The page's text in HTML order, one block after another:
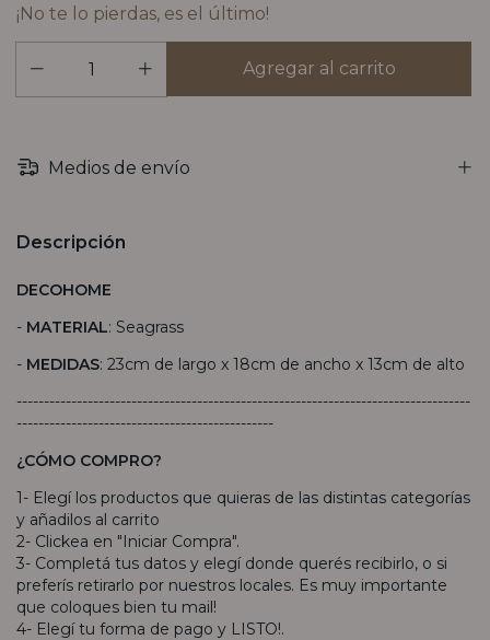
¡No te lo pierdas, es el último!
Medios de envío
Descripción
DECOHOME
- MATERIAL: Seagrass
- MEDIDAS: 23cm de largo x 18cm de ancho x 13cm de alto
-----------------------------------------------------------------------------------
-----------------------------------------------
¿CÓMO COMPRO?
1- Elegí los productos que quieras de las distintas categorías
y añadilos al carrito
2- Clickea en "Iniciar Compra".
3- Completá tus datos y elegí donde querés recibirlo, o si
preferís retirarlo por nuestros locales. Es muy importante
que coloques bien tu mail!
4- Elegí tu forma de pago y LISTO!.